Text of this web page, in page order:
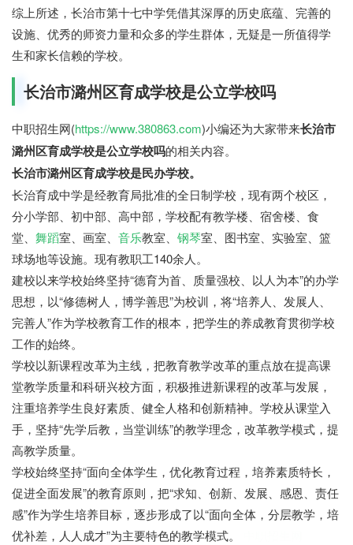
综上所述，长治市第十七中学凭借其深厚的历史底蕴、完善的
设施、优秀的师资力量和众多的学生群体，无疑是一所值得学
生和家长信赖的学校。
长治市潞州区育成学校是公立学校吗
中职招生网(https://www.380863.com)小编还为大家带来长治市
潞州区育成学校是公立学校吗的相关内容。
长治市潞州区育成学校是民办学校。
长治育成中学是经教育局批准的全日制学校，现有两个校区，
分小学部、初中部、高中部，学校配有教学楼、宿舍楼、食
堂、 舞蹈室、画室、 音乐教室、 钢琴室、图书室、实验室、篮
球场地等设施。现有教职工140余人。
建校以来学校始终坚持“德育为首、质量强校、以人为本”的办学
思想，以“修德树人，博学善思”为校训，将“培养人、发展人、
完善人”作为学校教育工作的根本，把学生的养成教育贯彻学校
工作的始终。
学校以新课程改革为主线，把教育教学改革的重点放在提高课
堂教学质量和科研兴校方面，积极推进新课程的改革与发展，
注重培养学生良好素质、健全人格和创新精神。学校从课堂入
手，坚持“先学后教，当堂训练”的教学理念，改革教学模式，提
高教学质量。
学校始终坚持“面向全体学生，优化教育过程，培养素质特长，
促进全面发展”的教育原则，把“求知、创新、发展、感恩、责任
感”作为学生培养目标，逐步形成了以“面向全体，分层教学，培
优补差，人人成才”为主要特色的教学模式。